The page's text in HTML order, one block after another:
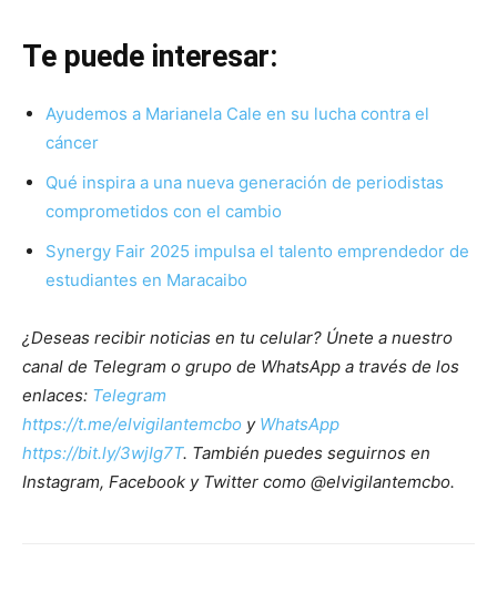
Te puede interesar:
Ayudemos a Marianela Cale en su lucha contra el
cáncer
Qué inspira a una nueva generación de periodistas
comprometidos con el cambio
Synergy Fair 2025 impulsa el talento emprendedor de
estudiantes en Maracaibo
¿Deseas recibir noticias en tu celular? Únete a nuestro
canal de Telegram o grupo de WhatsApp a través de los
enlaces: Telegram
https://t.me/elvigilantemcbo y WhatsApp
https://bit.ly/3wjIg7T. También puedes seguirnos en
Instagram, Facebook y Twitter como @elvigilantemcbo.